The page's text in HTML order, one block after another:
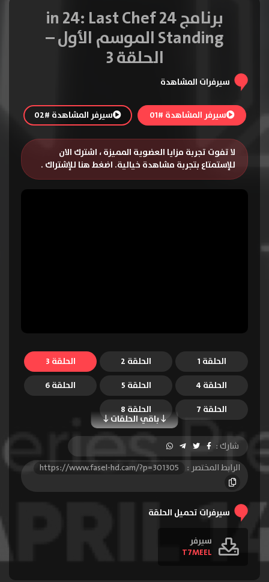
برنامج 24 in 24: Last Chef
Standing الموسم الأول –
الحلقة 3
سيرفرات المشاهدة
سيرفر المشاهدة #01 سيرفر المشاهدة #02
لا تفوت تجربة مزايا العضوية المميزة ، اشترك الان
للإستمتاع بتجربة مشاهدة خيالية. اضغط هنا للإشتراك .
الحلقة 1 الحلقة 2
الحلقة 3
الحلقة 4
الحلقة 5 الحلقة 6
باقي الحلقات
الحلقة 7 الحلقة 8
شارك :
الرابط المختصر :
https://www.fasel-hd.cam/?p=301305
سيرفرات تحميل الحلقة
سيرفر
T7MEEL